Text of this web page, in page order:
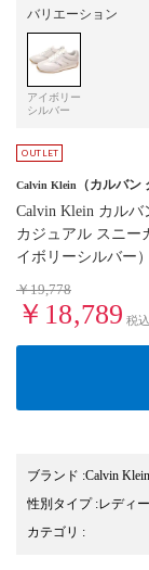
バリエーション
アイボリー
シルバー
Calvin Klein （カルバン
Calvin Klein カルバ
カジュアル スニー
イボリーシルバー）
￥19,778
￥18,789 税込
ブランド :Calvin Klein
性別タイプ:レディ
カテゴリ :